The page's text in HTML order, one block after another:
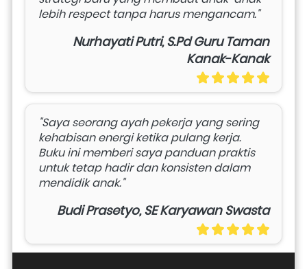
lebih respect tanpa harus mengancam."
Nurhayati Putri, S.Pd Guru Taman
Kanak-Kanak
"Saya seorang ayah pekerja yang sering
kehabisan energi ketika pulang kerja.
Buku ini memberi saya panduan praktis
untuk tetap hadir dan konsisten dalam
mendidik anak."
Budi Prasetyo, SE Karyawan Swasta